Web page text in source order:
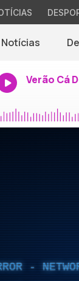
Notícias
Verão Cá
-